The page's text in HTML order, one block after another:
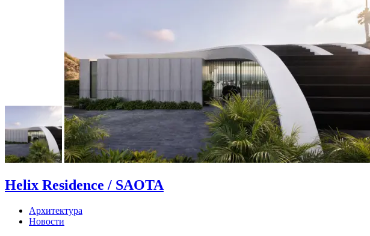
Helix Residence / SAOTA
Архитектура
Новости